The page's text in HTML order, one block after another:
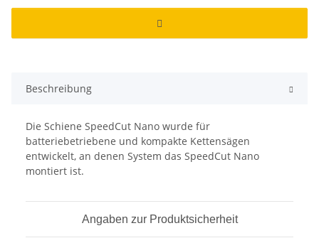
Beschreibung
Die Schiene SpeedCut Nano wurde für
batteriebetriebene und kompakte Kettensägen
entwickelt, an denen System das SpeedCut Nano
montiert ist.
Angaben zur Produktsicherheit